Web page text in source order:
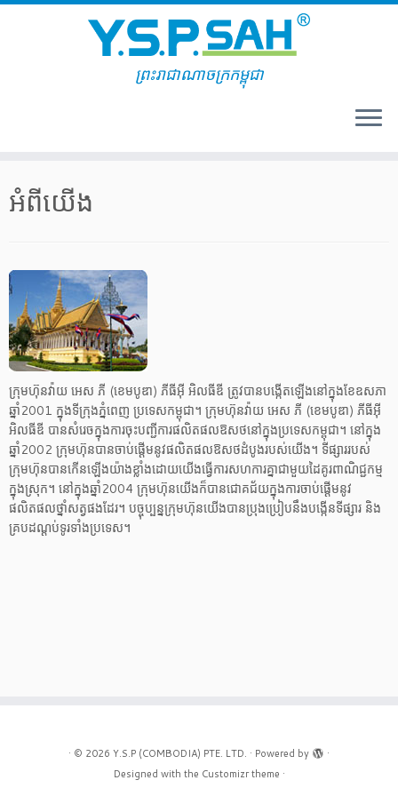
content
ព្រះរាជាណាចក្រកម្ពុជា
អំពីយើង
ក្រុមហ៊ុនវ៉ាយ អេស ភី (ខេមបូឌា) ភីធីអ៊ី អិលធីឌី ត្រូវបានបង្កើតឡើងនៅក្នុងខែឧសភា
ឆ្នាំ2001 ក្នុងទីក្រុងភ្នំពេញ ប្រទេសកម្ពុជា។ ក្រុមហ៊ុនវ៉ាយ អេស ភី (ខេមបូឌា) ភីធីអ៊ី
អិលធីឌី បានសំរេចក្នុងការចុះបញ្ជីការផលិតផលឱសថនៅក្នុងប្រទេសកម្ពុជា។ នៅក្នុង
ឆ្នាំ2002 ក្រុមហ៊ុនបានចាប់ផ្តើមនូវផលិតផលឱសថដំបូងរបស់យើង។ ទីផ្សាររបស់
ក្រុមហ៊ុនបានកើនឡើងយ៉ាងខ្លាំងដោយយើងធ្វើការសហការគ្នាជាមួយដៃគូរពាណិជ្ជកម្ម
ក្នុងស្រុក។ នៅក្នុងឆ្នាំ2004 ក្រុមហ៊ុនយើងក៏បានជោគជ័យក្នុងការចាប់ផ្តើមនូវ
ផលិតផលថ្នាំសត្វផងដែរ។ បច្ចុប្បន្នក្រុមហ៊ុនយើងបានប្រុងប្រៀបនឹងបង្កើនទីផ្សារ និង
គ្របដណ្តប់ទូរទាំងប្រទេស។
· © 2026 Y.S.P (COMBODIA) PTE. LTD. · Powered by
·
Designed with the Customizr theme ·